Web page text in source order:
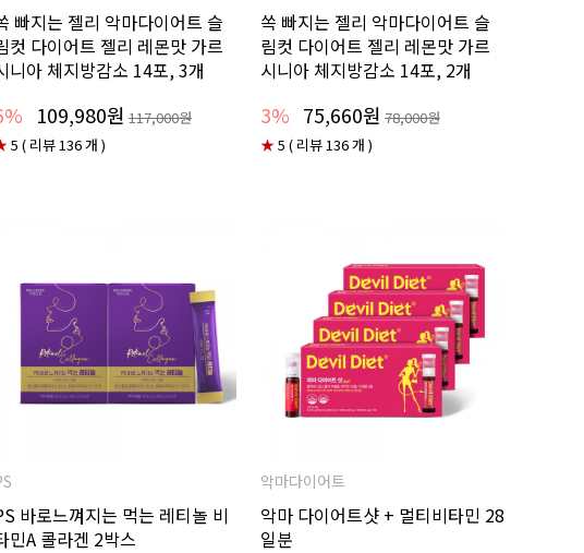
빠지는 젤리 악마다이어트 슬
컷 다이어트 젤리 레몬맛 가르
니아 체지방감소 14포, 3개
109,980원 117,000원
5 ( 리뷰 136 개 )
쏙 빠지는 젤리 악마다이어트 슬
림컷 다이어트 젤리 레몬맛 가르
시니아 체지방감소 14포, 2개
3% 75,660원 78,000원
★5 ( 리뷰 136 개 )
바로느껴지는 먹는 레티놀 비
민A 콜라겐 2박스
악마다이어트
악마 다이어트샷 + 멀티비타민 28
일분